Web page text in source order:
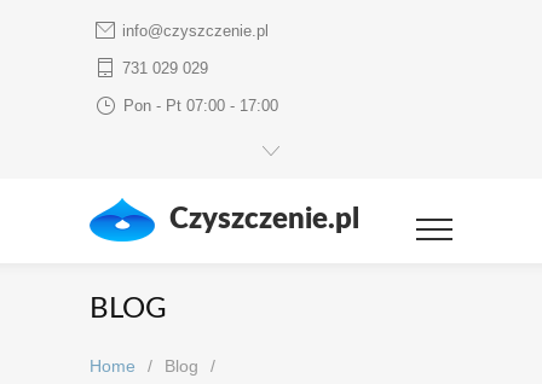
info@czyszczenie.pl
731 029 029
Pon - Pt 07:00 - 17:00
Czyszczenie.pl
BLOG
Home / Blog
/